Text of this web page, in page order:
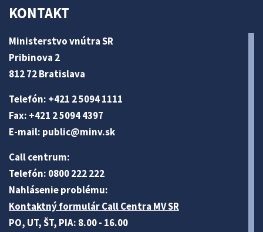
KONTAKT
Ministerstvo vnútra SR
Pribinova 2
812 72 Bratislava
Telefón: +421 2 5094 1111
Fax: +421 2 5094 4397
E-mail: public@minv.sk
Call centrum:
Telefón: 0800 222 222
Nahlásenie problému:
Kontaktný formulár Call Centra MV SR
PO, UT, ŠT, PIA: 8.00 - 16.00